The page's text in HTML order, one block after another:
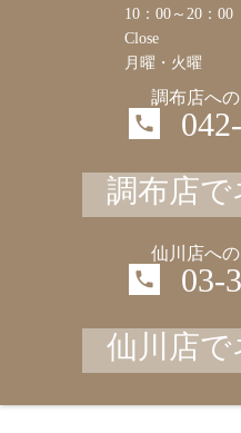
10：00～20：00
Close
月曜・火曜
調布店へ
調布店
仙川店へ
03-
仙川店